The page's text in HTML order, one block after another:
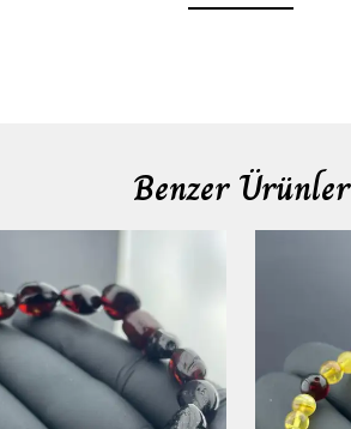
Benzer Ürünler